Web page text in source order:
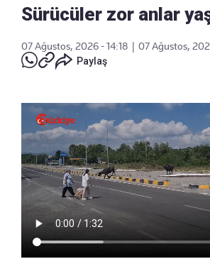
Sürücüler zor anlar
07 Ağustos, 2026 - 14:18
07 Ağustos,
Paylaş